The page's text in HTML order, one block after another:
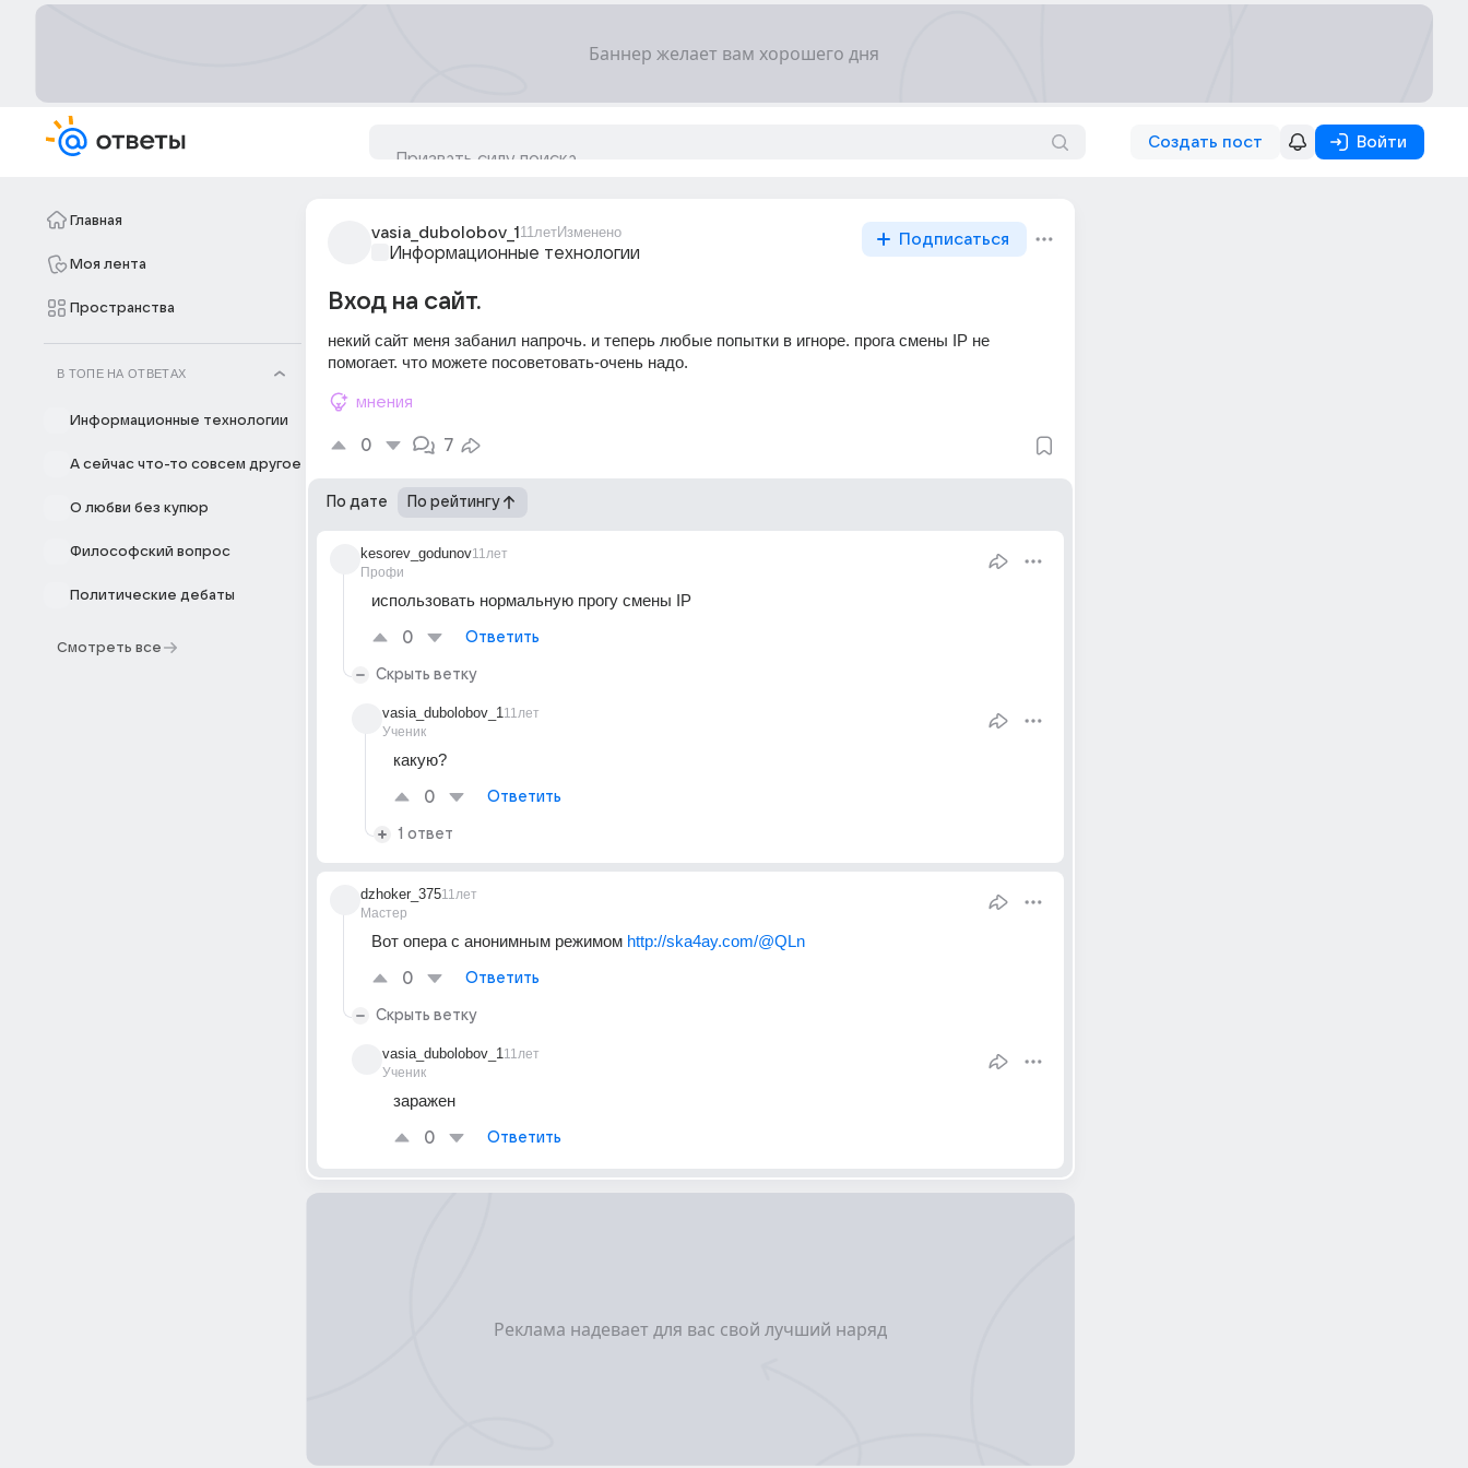
Создать пост Войти
Главная
Моя лента
Пространства
В ТОПЕ НА ОТВЕТАХ
Информационные технологии
А сейчас что-то совсем другое
О любви без купюр
Философский вопрос
Политические дебаты
Смотреть все
vasia_dubolobov_1 11летИзменено
Информационные технологии
Подписаться
Вход на сайт.
некий сайт меня забанил напрочь. и теперь любые попытки в игноре. прога смены IP не
помогает. что можете посоветовать-очень надо.
мнения
0 7
По дате По рейтингу
kesorev_godunov
Профи
11лет
использовать нормальную прогу смены IP
0 Ответить
Скрыть ветку
vasia_dubolobov_1
Ученик
11лет
какую?
0 Ответить
1 ответ
dzhoker_375
Мастер
11лет
Вот опера с анонимным режимом http://ska4ay.com/@QLn
0 Ответить
Скрыть ветку
vasia_dubolobov_1
Ученик
11лет
заражен
0 Ответить